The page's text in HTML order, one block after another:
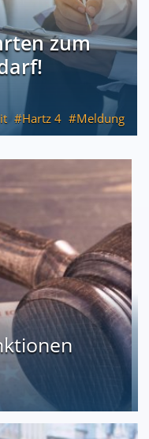
zum
Hartz 4 Meldung